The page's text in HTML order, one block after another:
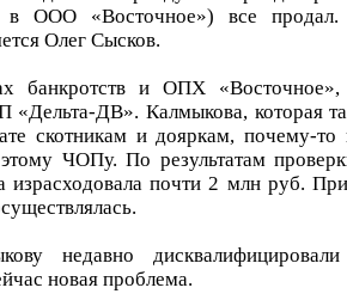
в ООО «Восточное») все
Олег Сысков.
банкротств и ОПХ
«Дельта-ДВ». Калмыкова, которая
скотникам и дояркам, почему-то
ЧОПу. По результатам
почти 2 млн руб.
недавно
новая проблема.